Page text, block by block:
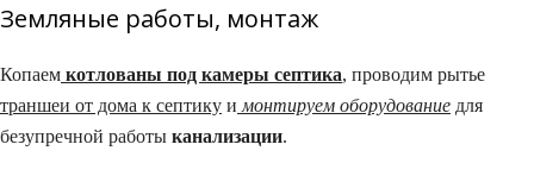
Земляные работы, монтаж​
Копаем котлованы под камеры септика, проводим рытье
траншеи от дома к септику и монтируем оборудование для
безупречной работы канализации.